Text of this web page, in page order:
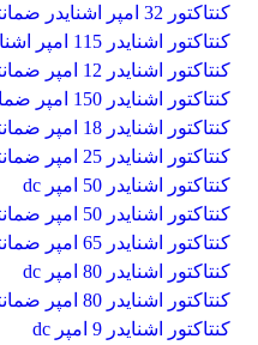
کنتاکتور 32 امپر اشنایدر ضمانتی
کنتاکتور اشنایدر 115 امپر اشنایدر
کنتاکتور اشنایدر 12 امپر ضمانتی
کنتاکتور اشنایدر 150 امپر ضمانتی .
کنتاکتور اشنایدر 18 امپر ضمانتی
کنتاکتور اشنایدر 25 امپر ضمانتی
کنتاکتور اشنایدر 50 امپر dc
کنتاکتور اشنایدر 50 امپر ضمانتی
کنتاکتور اشنایدر 65 امپر ضمانتی
کنتاکتور اشنایدر 80 امپر dc
کنتاکتور اشنایدر 80 امپر ضمانتی
کنتاکتور اشنایدر 9 امپر dc